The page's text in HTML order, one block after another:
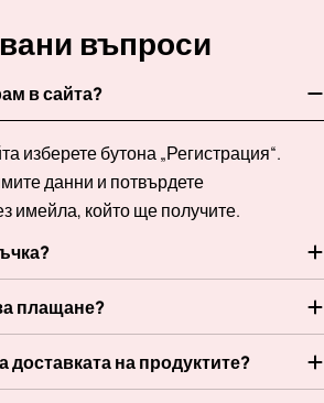
въпроси
в сайта?
изберете бутона „Регистрация“.
данни и потвърдете
имейла, който ще получите.
плащане?
на продуктите?